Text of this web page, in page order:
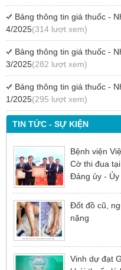
TIN TỨC - SỰ KIỆN
Bệnh viện
Cờ thi đua
Đảng ủy - Ủy
Đốt đồ cũ,
nặng
Vinh dự đạt
Bảng thông tin giá thuốc -
4/2025(314 lượt xem)
Bảng thông tin giá thuốc -
3/2025(282 lượt xem)
Bảng thông tin giá thuốc -
1/2025(295 lượt xem)